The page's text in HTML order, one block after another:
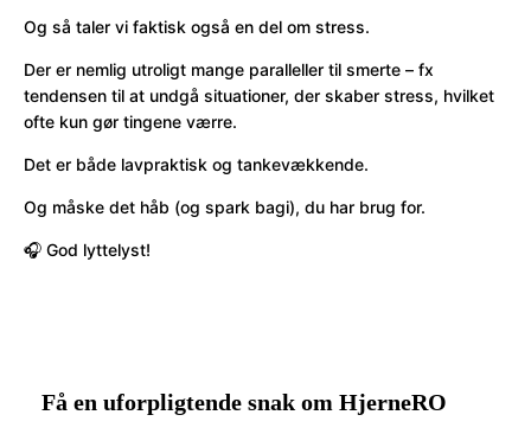
Og så taler vi faktisk også en del om stress.
Der er nemlig utroligt mange paralleller til smerte – fx
tendensen til at undgå situationer, der skaber stress, hvilket
ofte kun gør tingene værre.
Det er både lavpraktisk og tankevækkende.
Og måske det håb (og spark bagi), du har brug for.
🎧 God lyttelyst!
Få en uforpligtende snak om HjerneRO